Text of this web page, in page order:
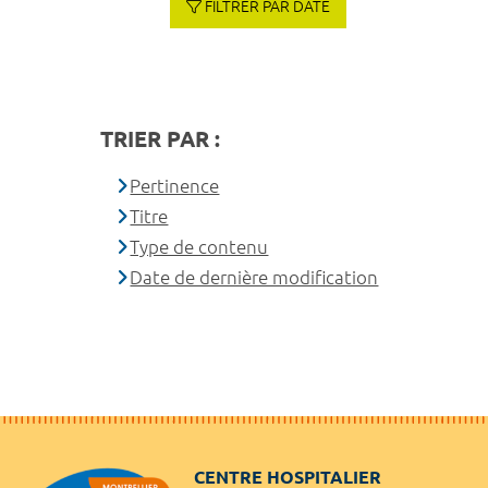
FILTRER PAR DATE
TRIER PAR :
Pertinence
Titre
Type de contenu
Date de dernière modification
CENTRE HOSPITALIER